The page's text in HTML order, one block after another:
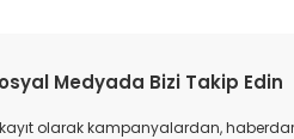
Medyada Bizi Takip Edin
olarak kampanyalardan,